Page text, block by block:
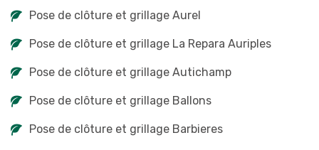
Pose de clôture et grillage Aurel
Pose de clôture et grillage La Repara Auriples
Pose de clôture et grillage Autichamp
Pose de clôture et grillage Ballons
Pose de clôture et grillage Barbieres